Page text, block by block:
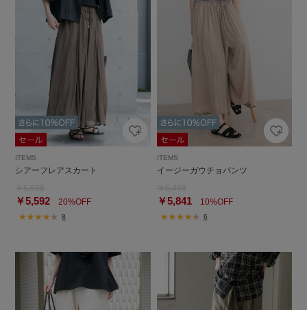
ITEMS
シアーフレアスカート
￥5,592 20%OFF
8
ITEMS
イージーガウチョパンツ
￥5,84110%OFF
6